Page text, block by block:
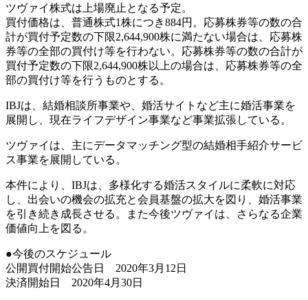
ツヴァイ株式は上場廃止となる予定。
買付価格は、普通株式1株につき884円。応募株券等の数の合
計が買付予定数の下限2,644,900株に満たない場合は、応募株
券等の全部の買付け等を行わない。応募株券等の数の合計が
買付予定数の下限2,644,900株以上の場合は、応募株券等の全
部の買付け等を行うものとする。
IBJは、結婚相談所事業や、婚活サイトなど主に婚活事業を
展開し、現在ライフデザイン事業など事業拡張している。
ツヴァイは、主にデータマッチング型の結婚相手紹介サービ
ス事業を展開している。
本件により、IBJは、多様化する婚活スタイルに柔軟に対応
し、出会いの機会の拡充と会員基盤の拡大を図り、婚活事業
を引き続き成長させる。また今後ツヴァイは、さらなる企業
価値向上を図る。
●今後のスケジュール
公開買付開始公告日 2020年3月12日
決済開始日 2020年4月30日